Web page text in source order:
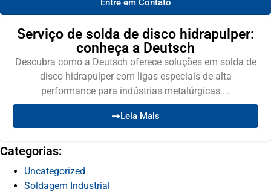
Entre em Contato
Serviço de solda de disco hidrapulper:
conheça a Deutsch
Descubra como a Deutsch oferece soluções em solda de
disco hidrapulper com ligas especiais de alta
performance para indústrias metalúrgicas....
Leia Mais
Categorias:
Uncategorized
Soldagem Industrial